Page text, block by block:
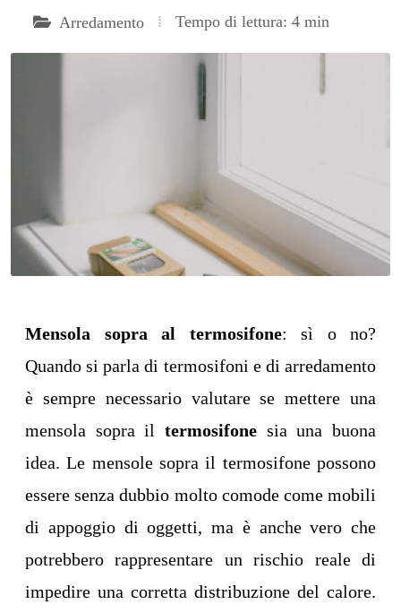
Arredamento
Tempo di lettura: 4 min
Mensola sopra al termosifone: sì o no?
Quando si parla di termosifoni e di arredamento
è sempre necessario valutare se mettere una
mensola sopra il termosifone sia una buona
idea. Le mensole sopra il termosifone possono
essere senza dubbio molto comode come mobili
di appoggio di oggetti, ma è anche vero che
potrebbero rappresentare un rischio reale di
impedire una corretta distribuzione del calore.